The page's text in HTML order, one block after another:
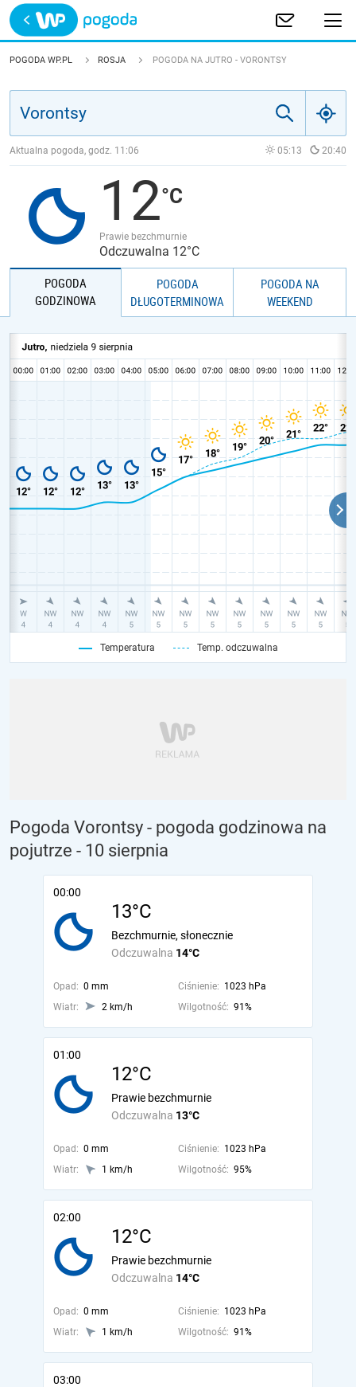
Trwa ładowanie
POLSKA
JAKOŚĆ POWIETRZA
POGODA WP.PL ROSJA POGODA NA JUTRO - VORONTSY
Aktualna pogoda, godz. 11:06 05:13 20:40
12
Prawie bezchmurnie
Odczuwalna 12°C
POGODA
GODZINOWA
POGODA
DŁUGOTERMINOWA
POGODA NA
WEEKEND
Temperatura Temp. odczuwalna
Pogoda Vorontsy - pogoda godzinowa na
pojutrze - 10 sierpnia
00:00
13°C
Odczuwalna 14°C
Bezchmurnie, słonecznie
Opad: 0 mm Ciśnienie: 1023 hPa
Wiatr:
2 km/h Wilgotność: 91%
01:00
12°C
Odczuwalna 13°C
Prawie bezchmurnie
Opad: 0 mm Ciśnienie: 1023 hPa
Wiatr:
1 km/h Wilgotność: 95%
02:00
12°C
Odczuwalna 14°C
Prawie bezchmurnie
Opad: 0 mm Ciśnienie: 1023 hPa
Wiatr:
1 km/h Wilgotność: 91%
03:00